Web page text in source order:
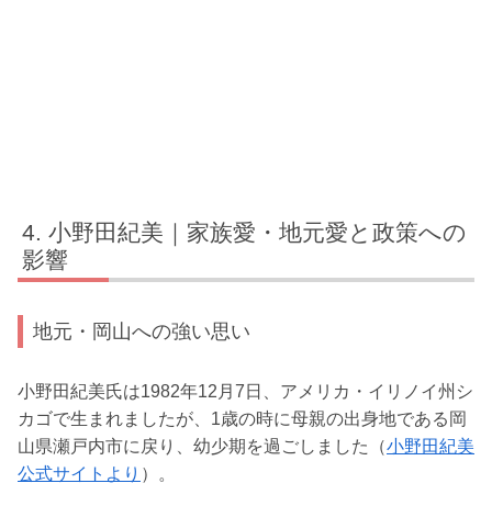
小野田紀美｜家族愛・地元愛と政策への
影響
地元・岡山への強い思い
小野田紀美氏は1982年12月7日、アメリカ・イリノイ州シ
カゴで生まれましたが、1歳の時に母親の出身地である岡
山県瀬戸内市に戻り、幼少期を過ごしました（小野田紀美
公式サイトより ）。